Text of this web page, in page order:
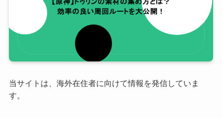
当サイトは、海外在住者に向けて情報を発信していま
す。